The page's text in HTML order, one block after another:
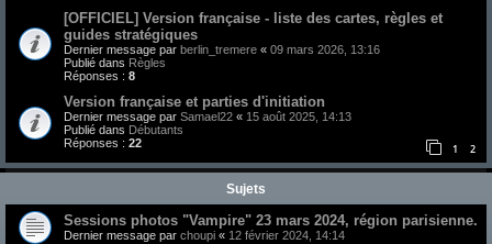
[OFFICIEL] Version française - liste des cartes, règles et
guides stratégiques
Dernier message par berlin_tremere « 09 mars 2026, 13:16
Publié dans Règles
Réponses : 8
Version française et parties d'initiation
Dernier message par Samael22 « 15 août 2025, 14:13
Publié dans Débutants
Réponses : 22 1 2
Sujets
Sessions photos "Vampire" 23 mars 2024, région parisienne.
Dernier message par choupi « 12 février 2024, 14:14